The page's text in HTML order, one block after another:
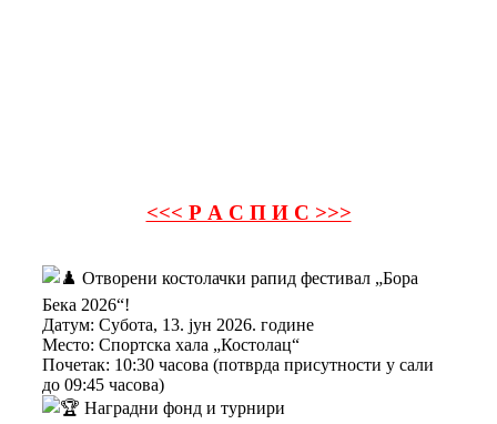
<<< Р А С П И С >>>
Отворени костолачки рапид фестивал „Бора
Бека 2026“!
Датум: Субота, 13. јун 2026. године
Место: Спортска хала „Костолац“
Почетак: 10:30 часова (потврда присутности у сали
до 09:45 часова)
Наградни фонд и турнири